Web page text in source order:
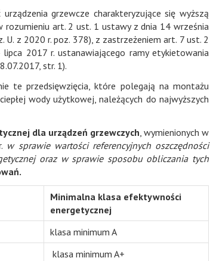
grzewcze charakteryzujące się wyższą
art. 2 ust. 1 ustawy z dnia 14 września
U. z 2020 r. poz. 378), z zastrzeżeniem art. 7 ust. 2
2017 r. ustanawiającego ramy etykietowania
str. 1).
te przedsięwzięcia, które polegają na montażu
wody użytkowej, należących do najwyższych
dla urządzeń grzewczych, wymienionych w
w sprawie wartości referencyjnych oszczędności
oraz w sprawie sposobu obliczania tych
Minimalna klasa efektywności
energetycznej
klasa minimum A
klasa minimum A+